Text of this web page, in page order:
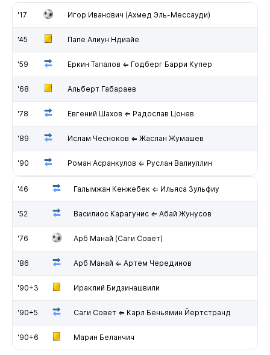
'17 Игор Иванович (Ахмед Эль-Мессауди)
'45 Папе Алиун Ндиайе
'59 Еркин Тапалов ⇐ Годберг Барри Купер
'68 Альберт Габараев
'78 Евгений Шахов ⇐ Радослав Цонев
'89 Ислам Чесноков ⇐ Жаслан Жумашев
'90 Роман Асранкулов ⇐ Руслан Валиуллин
'46 Галымжан Кенжебек ⇐ Ильяса Зульфиу
'52 Василиос Карагунис ⇐ Абай Жунусов
'76 Арб Манай (Саги Совет)
'86 Арб Манай ⇐ Артем Черединов
'90+3 Ираклий Бидзинашвили
'90+5 Саги Совет ⇐ Карл Беньямин Йертстранд
'90+6 Марин Беланчич